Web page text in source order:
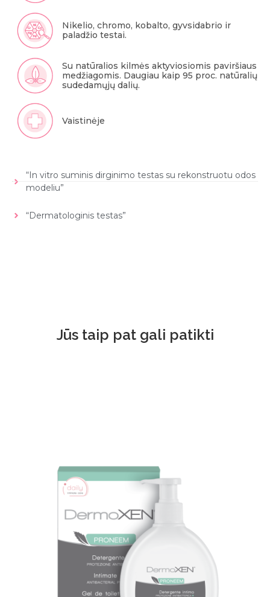
Nikelio, chromo, kobalto, gyvsidabrio ir
paladžio testai.
Su natūralios kilmės aktyviosiomis paviršiaus
medžiagomis. Daugiau kaip 95 proc. natūralių
sudedamųjų dalių.
Vaistinėje
“In vitro suminis dirginimo testas su rekonstruotu odos
modeliu”
“Dermatologinis testas”
Jūs taip pat gali patikti